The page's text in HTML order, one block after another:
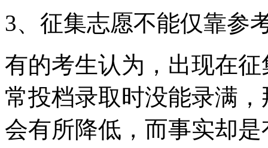
3、征集志愿不能仅靠参
有的考生认为，出现在
常投档录取时没能录满
会有所降低，而事实却